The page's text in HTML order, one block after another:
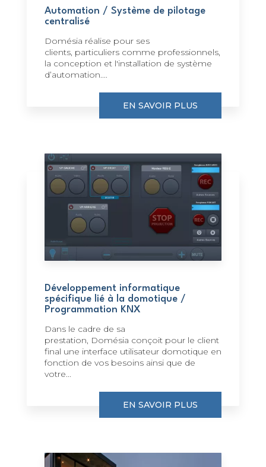
Automation / Système de pilotage
centralisé
Domésia réalise pour ses
clients, particuliers comme professionnels,
la conception et l'installation de système
d’automation....
EN SAVOIR PLUS
Développement informatique
spécifique lié à la domotique /
Programmation KNX
Dans le cadre de sa
prestation, Domésia conçoit pour le client
final une interface utilisateur domotique en
fonction de vos besoins ainsi que de
votre...
EN SAVOIR PLUS